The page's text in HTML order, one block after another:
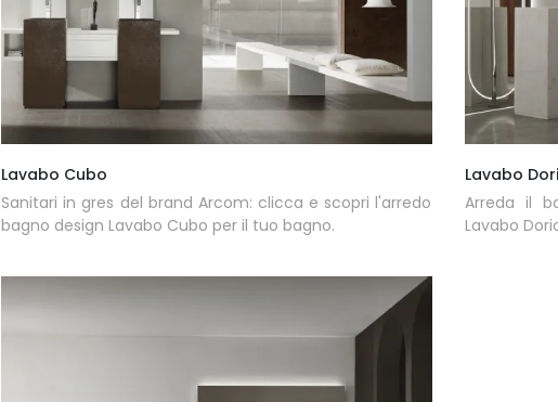
Lavabo Cubo
Sanitari in gres del brand Arcom: clicca e scopri l'arredo
bagno design Lavabo Cubo per il tuo bagno.
Lavabo
Arreda il
Lavabo